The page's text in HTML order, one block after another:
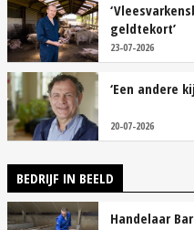
geldtekort’
23-07-2026
‘Een andere
20-07-2026
BEDRIJF IN BEELD
Handelaar